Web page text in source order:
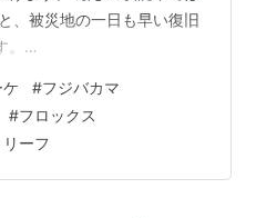
、被災地の一日も早い復旧
いホスタの花が開花 ホ
かのホスタたちとは違い、
て、花弁がしっかり開いて
しか立ち上がらず 葉っぱは
#フジバカマ
#フロックス
ーフ